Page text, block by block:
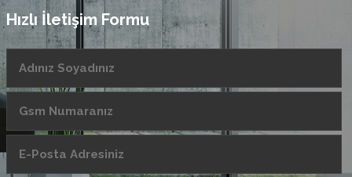
Hızlı İletişim Formu